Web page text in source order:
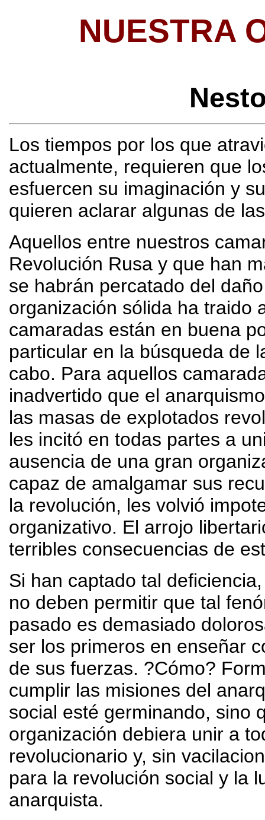
NUESTRA
Los tiempos por los que
actualmente, requieren que
esfuercen su imaginación y
quieren aclarar algunas de
Aquellos entre nuestros
Revolución Rusa y que han
se habrán percatado del
organización sólida ha traido
camaradas están en buena
particular en la búsqueda de
cabo. Para aquellos
inadvertido que el
las masas de explotados
les incitó en todas partes a
ausencia de una gran
capaz de amalgamar sus
la revolución, les volvió
organizativo. El arrojo
terribles consecuencias de
Si han captado tal
no deben permitir que tal
pasado es demasiado
ser los primeros en enseñar
de sus fuerzas. ?Cómo?
cumplir las misiones del
social esté germinando, sino
organización debiera unir a
revolucionario y, sin
para la revolución social y la
anarquista.